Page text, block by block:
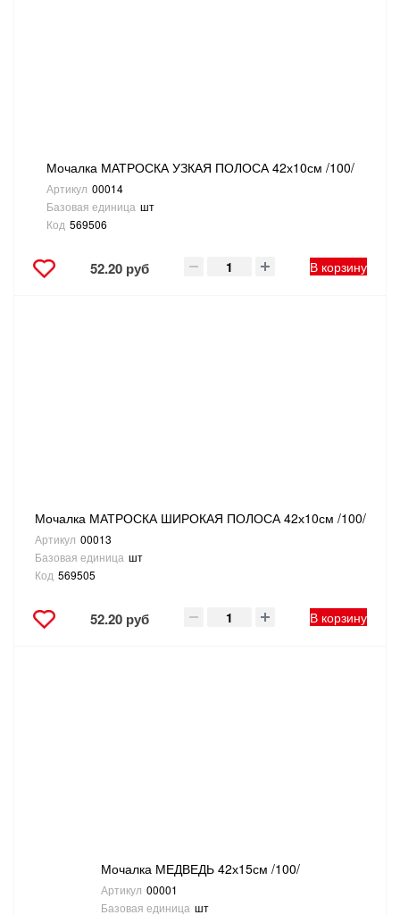
Мочалка МАТРОСКА УЗКАЯ ПОЛОСА 42х10см /100/
Артикул 00014
Базовая единица шт
Код 569506
52.20 руб В корзину
Мочалка МАТРОСКА ШИРОКАЯ ПОЛОСА 42х10см /100/
Артикул 00013
Базовая единица шт
Код 569505
52.20 руб В корзину
Мочалка МЕДВЕДЬ 42х15см /100/
Артикул 00001
Базовая единица шт